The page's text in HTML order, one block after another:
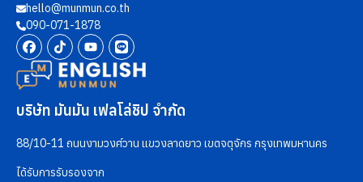
hello@munmun.co.th
090-071-1878
บริษัท มันมัน เฟลโล่ชิป จำกัด
88/10-11 ถนนงามวงศ์วาน แขวงลาดยาว เขตจตุจักร กรุงเทพมหานคร
ได้รับการรับรองจาก